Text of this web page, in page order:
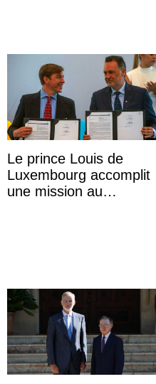
Le prince Louis de
Luxembourg accomplit
une mission au